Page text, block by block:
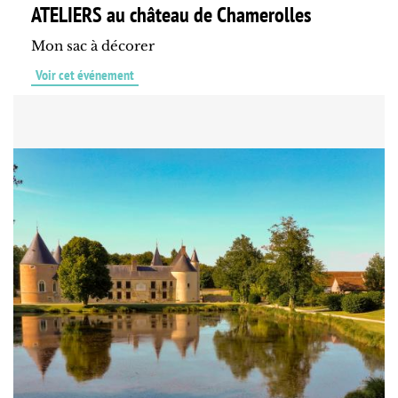
ATELIERS au château de Chamerolles
Mon sac à décorer
Voir cet événement